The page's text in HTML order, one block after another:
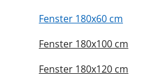
Fenster 180x60 cm
Fenster 180x100 cm
Fenster 180x120 cm